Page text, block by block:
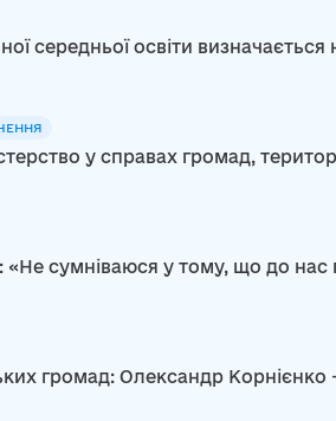
середньої освіти
у справах громад,
«Не сумніваюся у тому, що до
громад: Олександр Корнієнко